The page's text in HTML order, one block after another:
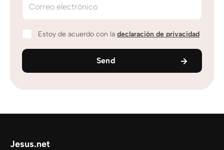
Correo electrónico
Estoy de acuerdo con la declaración de privacidad
Send
Jesus.net